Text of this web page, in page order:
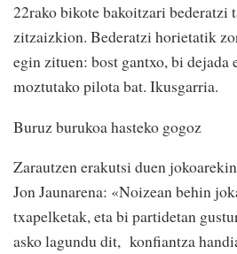
22rako bikote bakoitzari bederatzi
zitzaizkion. Bederatzi horietatik
egin zituen: bost gantxo, bi dejada
moztutako pilota bat. Ikusgarria.
Buruz burukoa hasteko gogoz
Zarautzen erakutsi duen
Jon Jaunarena: «Noizean behin
txapelketak, eta bi partidetan
asko lagundu dit, konfiantza